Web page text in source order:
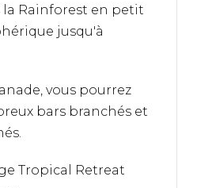
ferry pour Hamilton
Beach
agence
la Rainforest en petit
jusqu'à
vous pourrez
bars branchés et
Tropical Retreat